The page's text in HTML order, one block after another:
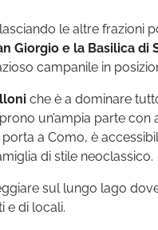
le altre frazioni
Giorgio e la Basilica di
campanile in
che è a dominare
un’ampia parte con
a Como, è
di stile neoclassico.
sul lungo lago
e di locali.